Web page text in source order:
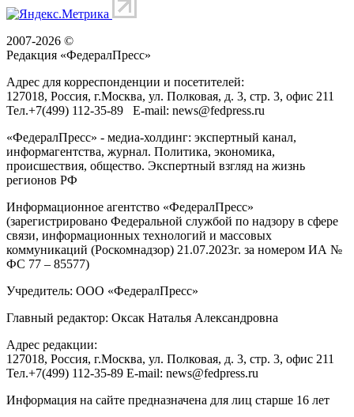
2007-2026 ©
Редакция «ФедералПресс»
Адрес для корреспонденции и посетителей:
127018, Россия, г.Москва, ул. Полковая, д. 3, стр. 3, офис 211
Тел.+7(499) 112-35-89 E-mail: news@fedpress.ru
«ФедералПресс» - медиа-холдинг: экспертный канал,
информагентства, журнал. Политика, экономика,
происшествия, общество. Экспертный взгляд на жизнь
регионов РФ
Информационное агентство «ФедералПресс»
(зарегистрировано Федеральной службой по надзору в сфере
связи, информационных технологий и массовых
коммуникаций (Роскомнадзор) 21.07.2023г. за номером ИА №
ФС 77 – 85577)
Учредитель: ООО «ФедералПресс»
Главный редактор: Оксак Наталья Александровна
Адрес редакции:
127018, Россия, г.Москва, ул. Полковая, д. 3, стр. 3, офис 211
Тел.+7(499) 112-35-89 E-mail: news@fedpress.ru
Информация на сайте предназначена для лиц старше 16 лет